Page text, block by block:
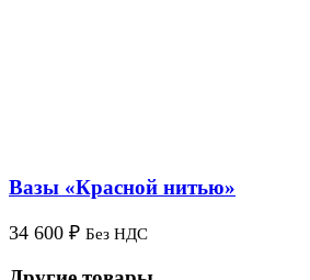
Вазы «Красной нитью»
34 600 ₽ Без НДС